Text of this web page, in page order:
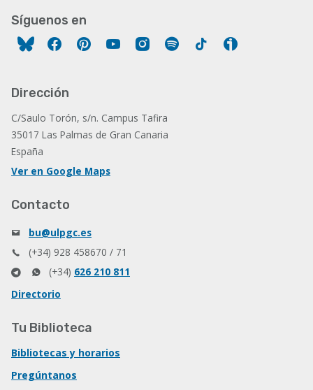
Síguenos en
FacebookPinterestYouTubeInstagram
Spotify Tiktok
Dirección
C/Saulo Torón, s/n. Campus Tafira
35017 Las Palmas de Gran Canaria
España
Ver en Google Maps
Contacto
bu@ulpgc.es
(+34) 928 458670 / 71
(+34) 626 210 811
Directorio
Tu Biblioteca
Bibliotecas y horarios
Pregúntanos